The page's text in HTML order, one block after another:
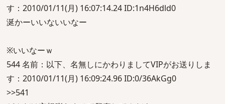
す：2010/01/11(月) 16:07:14.24 ID:1n4H6dld0
涎かーいいないいなー
※いいなーｗ
544 名前：以下、名無しにかわりましてVIPがお送りしま
す：2010/01/11(月) 16:09:24.96 ID:0/36AkGg0
>>541